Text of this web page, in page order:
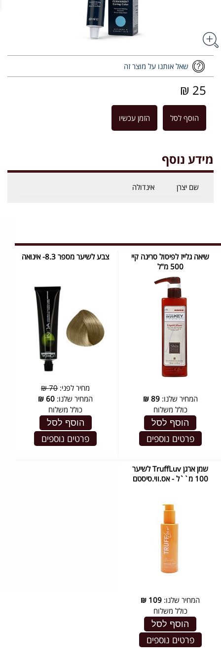
שאל אותנו על מוצר זה
25 ₪
הוסף לסל הזמן עכשיו
מידע נוסף
שם יצרן אינדולה
שיאה גלייז לפיסול סרינה קיי
500 מ"ל
המחיר שלנו:89
₪
כולל משלוח
הוסף לסל
פרטים נוספים
צבע לשיער מספר 8.3- אינואה
מחיר לפני:70 ₪
המחיר שלנו: 60
₪
כולל משלוח
הוסף לסל
פרטים נוספים
שמן ארגן TruffLuv לשיער
100 מ``ל - אס.ווי.סיסטם
המחיר שלנו: 109
₪
כולל משלוח
הוסף לסל
פרטים נוספים